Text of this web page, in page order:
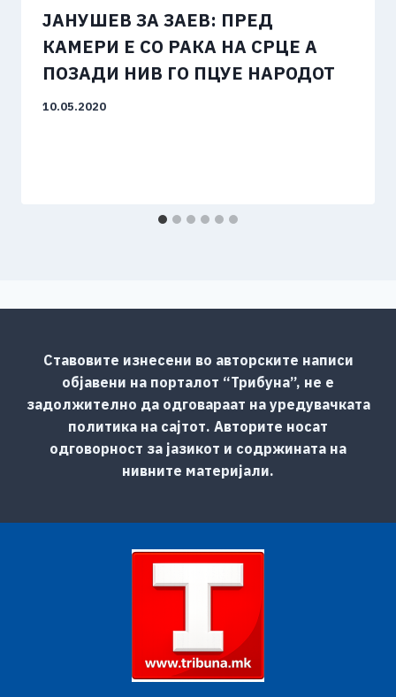
ЈАНУШЕВ ЗА ЗАЕВ: ПРЕД
КАМЕРИ Е СО РАКА НА СРЦЕ А
ПОЗАДИ НИВ ГО ПЦУЕ НАРОДОТ
10.05.2020
Ставовите изнесени во авторските написи
објавени на порталот “Трибуна”, не е
задолжително да одговараат на уредувачката
политика на сајтот. Авторите носат
одговорност за јазикот и содржината на
нивните материјали.